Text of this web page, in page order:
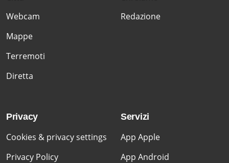
Webcam
Mappe
Terremoti
Diretta
Redazione
Privacy
Cookies & privacy settings
Privacy Policy
Servizi
App Apple
App Android